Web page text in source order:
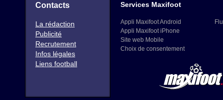
Contacts
La rédaction
Publicité
Recrutement
Infos légales
Liens football
Services Maxifoot
Appli Maxifoot Android
Appli Maxifoot iPhone
Site web Mobile
Choix de consentement